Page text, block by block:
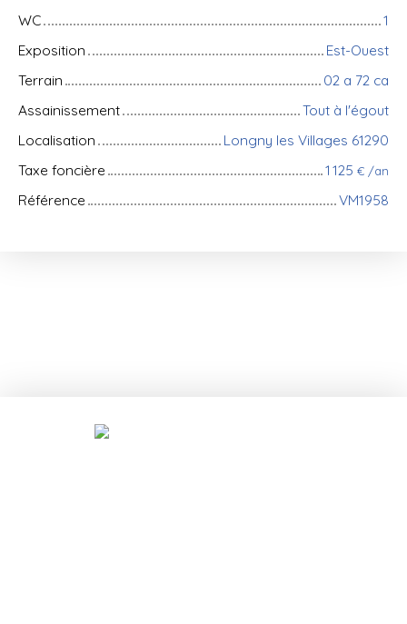
WC
1
Exposition
Est-Ouest
Terrain
02 a 72 ca
Assainissement
Tout à l'égout
Localisation
Longny les Villages 61290
Taxe foncière
1 125 € /an
Référence VM1958